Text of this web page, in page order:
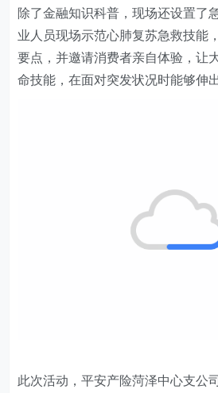
除了金融知识科普，现场还设置了
业人员现场示范心肺复苏急救技能
要点，并邀请消费者亲自体验，让
命技能，在面对突发状况时能够伸
此次活动，平安产险菏泽中心支公